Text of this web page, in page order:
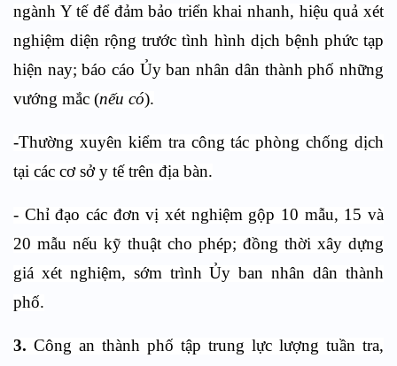
ngành Y tế để đảm bảo triển khai nhanh, hiệu quả xét
nghiệm diện rộng trước tình hình dịch bệnh phức tạp
hiện nay; báo cáo Ủy ban nhân dân thành phố những
vướng mắc (nếu có).
-Thường xuyên kiểm tra công tác phòng chống dịch
tại các cơ sở y tế trên địa bàn.
- Chỉ đạo các đơn vị xét nghiệm gộp 10 mẫu, 15 và
20 mẫu nếu kỹ thuật cho phép; đồng thời xây dựng
giá xét nghiệm, sớm trình Ủy ban nhân dân thành
phố.
3. Công an thành phố tập trung lực lượng tuần tra,